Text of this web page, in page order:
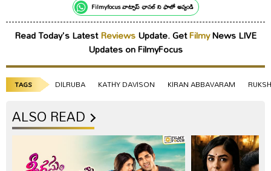
Filmyfocus వాట్సాప్ ఛానల్ ని ఫాలో అవ్వండి
Read Today's LatestReviewsUpdate. GetFilmyNews LIVE
Updates on FilmyFocus
TAGS DILRUBA KATHY DAVISON KIRAN ABBAVARAM
ALSO READ